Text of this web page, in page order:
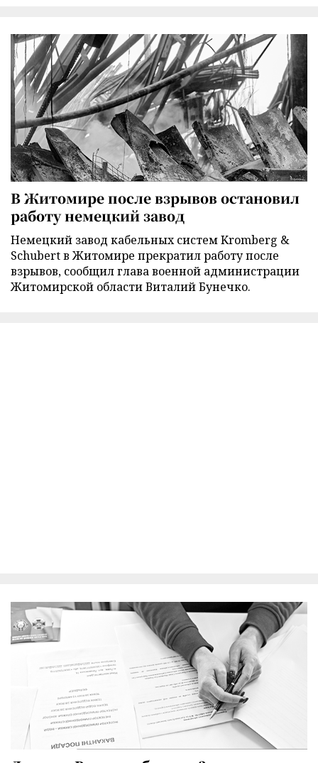
В Житомире после взрывов остановил
работу немецкий завод
Немецкий завод кабельных систем Kromberg &
Schubert в Житомире прекратил работу после
взрывов, сообщил глава военной администрации
Житомирской области Виталий Бунечко.